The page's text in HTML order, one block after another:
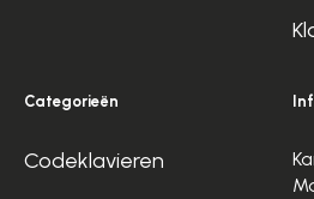
Categorieën
Codeklavieren